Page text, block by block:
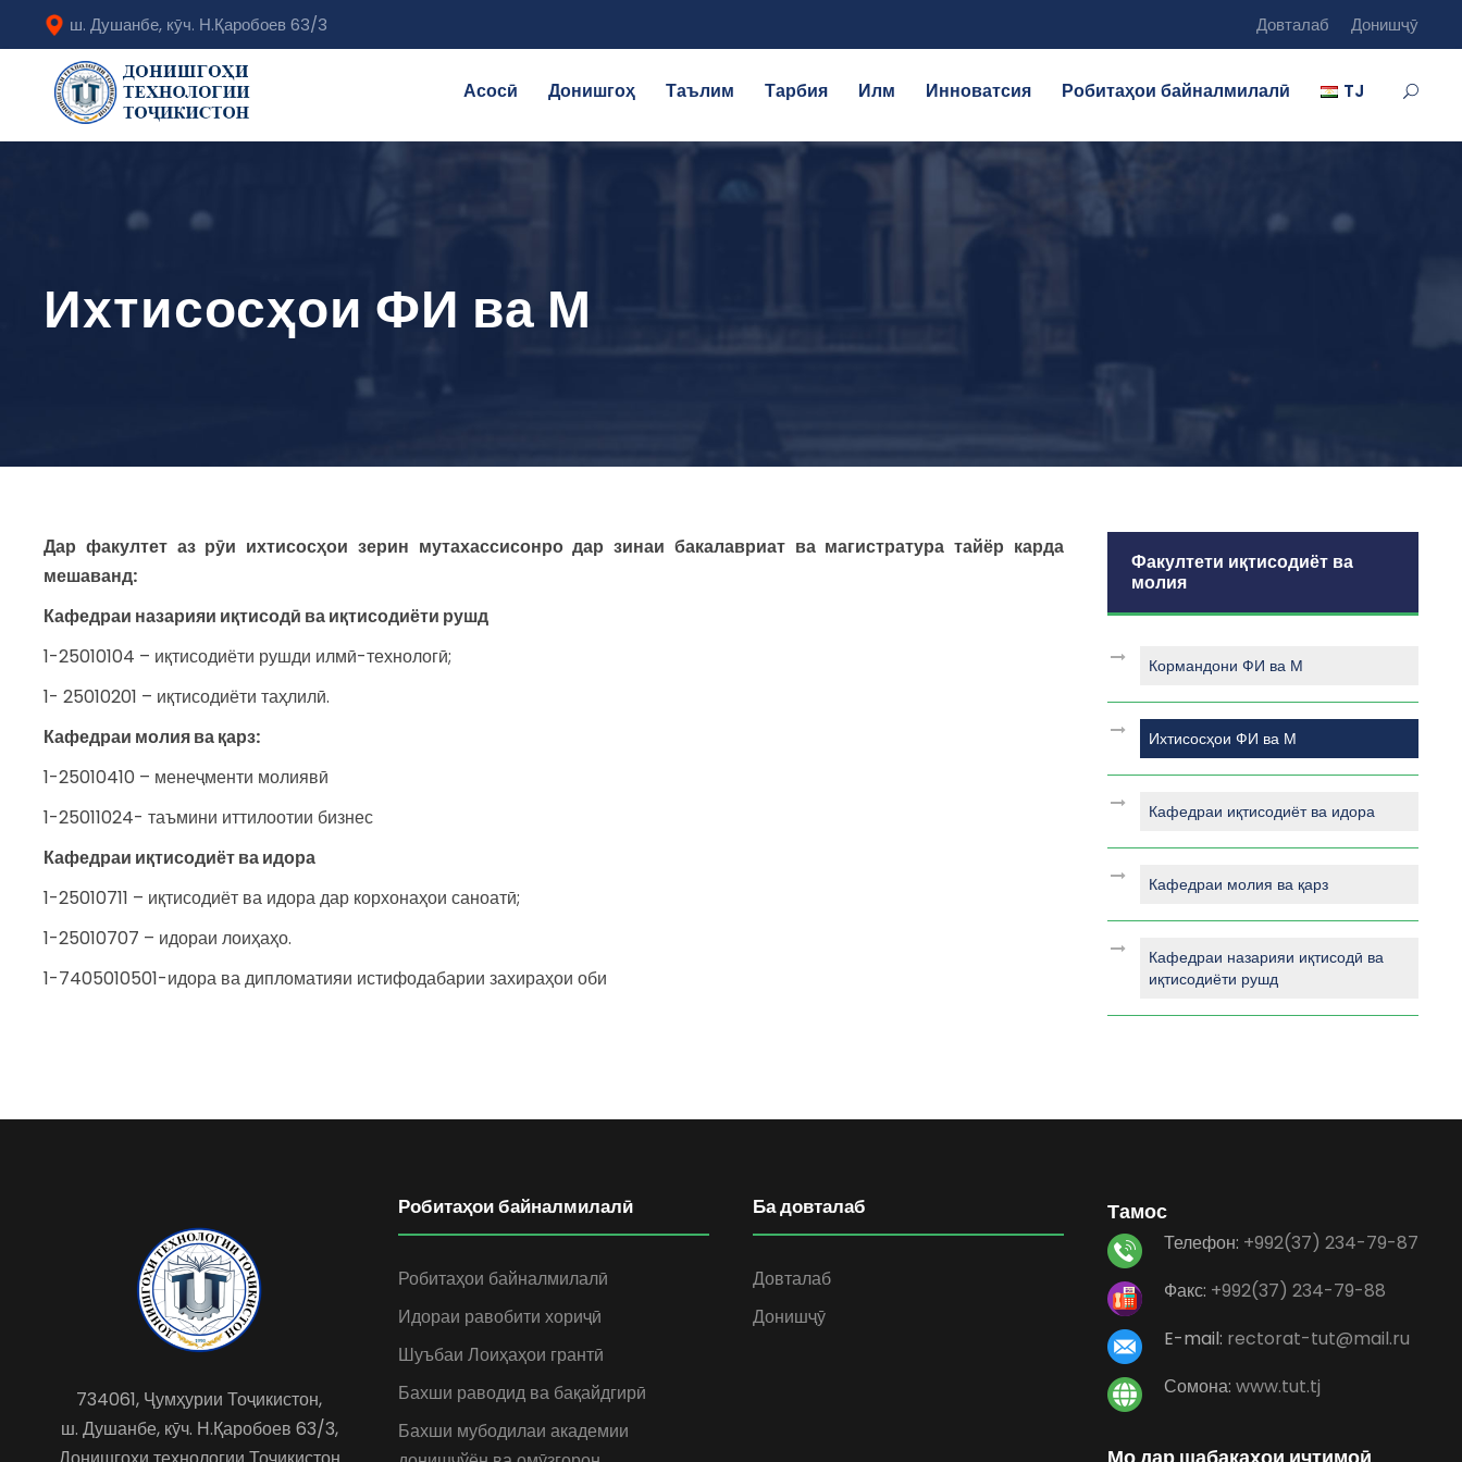
ш. Душанбе, кӯч. Н.Қаробоев 63/3 Довталаб Донишҷӯ
Асосӣ Донишгоҳ Таълим Тарбия Илм Инноватсия Робитаҳои байналмилалӣ TJ
Ихтисосҳои ФИ ва М
Дар факултет аз рӯи ихтисосҳои зерин мутахассисонро дар зинаи бакалавриат ва магистратура тайёр карда
мешаванд:
Кафедраи назарияи иқтисодӣ ва иқтисодиёти рушд
1-25010104 – иқтисодиёти рушди илмӣ-технологӣ;
1- 25010201 – иқтисодиёти таҳлилӣ.
Кафедраи молия ва қарз:
1-25010410 – менеҷменти молиявӣ
1-25011024- таъмини иттилоотии бизнес
Кафедраи иқтисодиёт ва идора
1-25010711 – иқтисодиёт ва идора дар корхонаҳои саноатӣ;
1-25010707 – идораи лоиҳаҳо.
1-7405010501-идора ва дипломатияи истифодабарии захираҳои оби
Факултети иқтисодиёт ва
молия
Кормандони ФИ ва М
Ихтисосҳои ФИ ва М
Кафедраи иқтисодиёт ва идора
Кафедраи молия ва қарз
Кафедраи назарияи иқтисодӣ ва
иқтисодиёти рушд
734061, Ҷумҳурии Тоҷикистон,
ш. Душанбе, кӯч. Н.Қаробоев 63/3,
Робитаҳои байналмилалӣ
Робитаҳои байналмилалӣ
Идораи равобити хориҷӣ
Шуъбаи Лоиҳаҳои грантӣ
Бахши раводид ва бақайдгирӣ
Бахши мубодилаи академии
Ба довталаб
Довталаб
Донишҷӯ
Тамос
Телефон: +992(37) 234-79-87
Факс: +992(37) 234-79-88
E-mail: rectorat-tut@mail.ru
Сомона: www.tut.tj